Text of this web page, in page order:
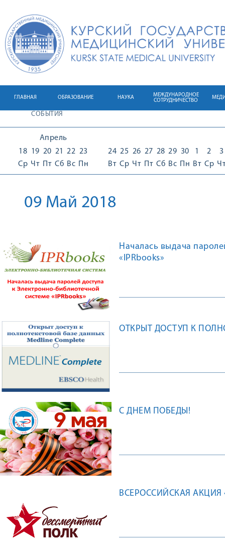
ГЛАВНАЯ ОБРАЗОВАНИЕ НАУКА
МЕЖДУНАРОДНОЕ
СОТРУДНИЧЕСТВО
СОБЫТИЯ
Апрель
18
Ср
19
Чт
20
Пт
21
Сб
22
Вс
23
Пн
24
Вт
25
Ср
26
Чт
27
Пт
28
Сб
29
Вс
30
Пн
1
Вт
2
Ср
3
09 Май 2018
Началась выдача
«IPRbooks»
ОТКРЫТ ДОСТУП К
С ДНЕМ ПОБЕДЫ!
ВСЕРОССИЙСКАЯ